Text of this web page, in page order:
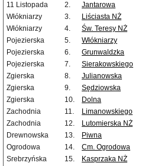
11 Listopada
2. Jantarowa
Włókniarzy
3. Liściasta NŻ
Włókniarzy
4. Św. Teresy NŻ
Pojezierska
5. Włókniarzy
Pojezierska
6. Grunwaldzka
Pojezierska
7. Sierakowskiego
Zgierska
8. Julianowska
Zgierska
9. Sędziowska
Zgierska
10. Dolna
Zachodnia
11. Limanowskiego
Zachodnia
12. Lutomierska NŻ
Drewnowska
13. Piwna
Ogrodowa
14. Cm. Ogrodowa
Srebrzyńska
15. Kasprzaka NŻ